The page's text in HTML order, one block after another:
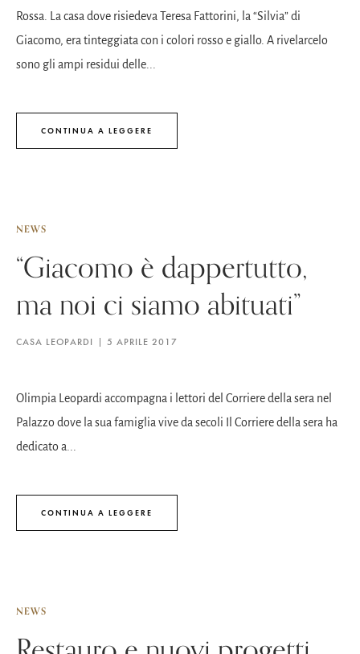
Rossa. La casa dove risiedeva Teresa Fattorini, la “Silvia” di
Giacomo, era tinteggiata con i colori rosso e giallo. A rivelarcelo
sono gli ampi residui delle...
CONTINUA A LEGGERE
NEWS
“Giacomo è dappertutto,
ma noi ci siamo abituati”
CASA LEOPARDI 5 APRILE 2017
Olimpia Leopardi accompagna i lettori del Corriere della sera nel
Palazzo dove la sua famiglia vive da secoli Il Corriere della sera ha
dedicato a...
CONTINUA A LEGGERE
NEWS